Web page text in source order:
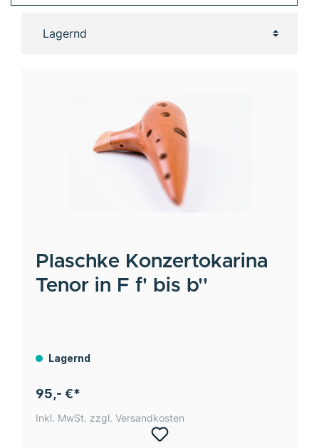
Plaschke Konzertokarina
Tenor in F f' bis b''
Lagernd
95,- €*
Inkl. MwSt. zzgl. Versandkosten